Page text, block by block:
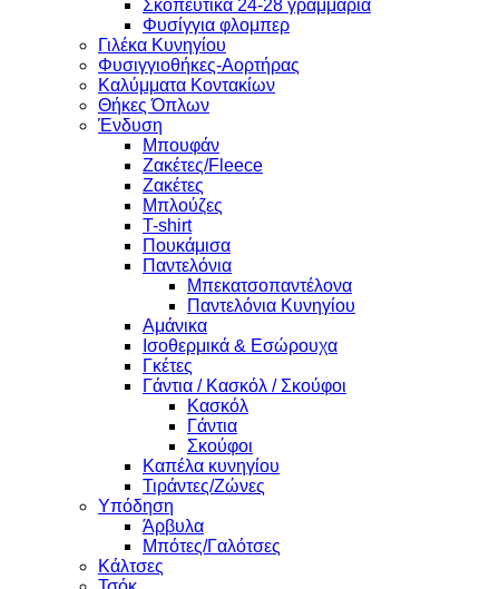
Σκοπευτικά 24-28 γραμμάρια
Φυσίγγια φλομπερ
Γιλέκα Κυνηγίου
Φυσιγγιοθήκες-Αορτήρας
Καλύμματα Κοντακίων
Θήκες Όπλων
Ένδυση
Μπουφάν
Ζακέτες/Fleece
Ζακέτες
Μπλούζες
T-shirt
Πουκάμισα
Παντελόνια
Μπεκατσοπαντέλονα
Παντελόνια Κυνηγίου
Αμάνικα
Ισοθερμικά & Εσώρουχα
Γκέτες
Γάντια / Κασκόλ / Σκούφοι
Κασκόλ
Γάντια
Σκούφοι
Καπέλα κυνηγίου
Τιράντες/Ζώνες
Υπόδηση
Άρβυλα
Μπότες/Γαλότσες
Κάλτσες